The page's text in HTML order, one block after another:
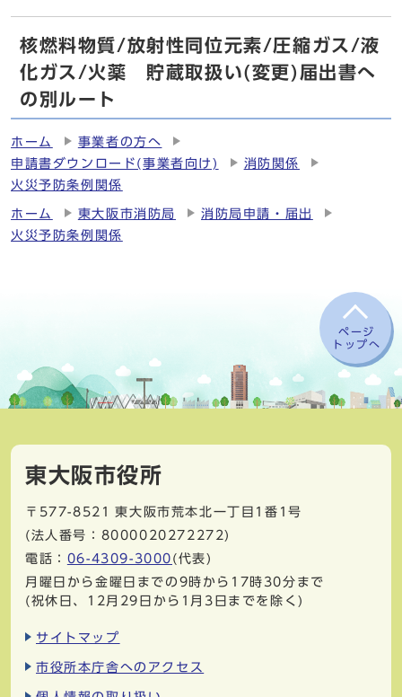
核燃料物質/放射性同位元素/圧縮ガス/液
化ガス/火薬 貯蔵取扱い(変更)届出書へ
の別ルート
ホーム
事業者の方へ
申請書ダウンロード(事業者向け)
消防関係
火災予防条例関係
ホーム 東大阪市消防局
消防局申請・届出
火災予防条例関係
ページ
トップへ
東大阪市役所
〒577-8521
東大阪市荒本北一丁目1番1号
(法人番号：8000020272272)
電話： 06-4309-3000 (代表)
月曜日から金曜日までの9時から17時30分まで
(祝休日、12月29日から1月3日までを除く)
サイトマップ
市役所本庁舎へのアクセス